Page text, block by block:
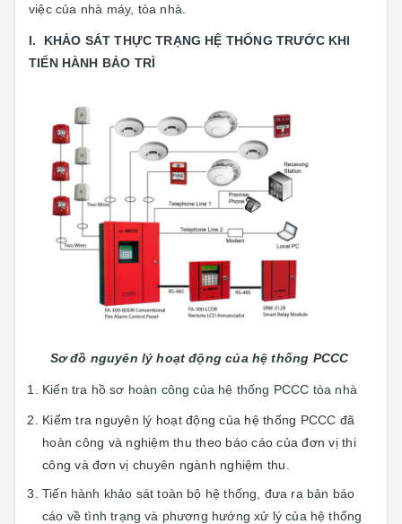
việc của nhà máy, tòa nhà.
I. KHẢO SÁT THỰC TRẠNG HỆ THỐNG TRƯỚC KHI
TIẾN HÀNH BẢO TRÌ
Sơ đồ nguyên lý hoạt động của hệ thống PCCC
Kiển tra hồ sơ hoàn công của hệ thống PCCC tòa nhà
Kiểm tra nguyên lý hoạt động của hệ thống PCCC đã
hoàn công và nghiệm thu theo báo cáo của đơn vị thi
công và đơn vị chuyên ngành nghiệm thu.
Tiến hành khảo sát toàn bộ hệ thống, đưa ra bản báo
cáo về tình trạng và phương hướng xử lý của hệ thống